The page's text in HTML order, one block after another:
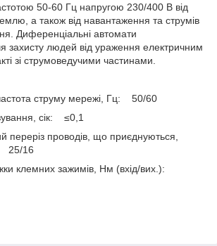
50-60 Гц напругою 230/400 В від
а також від навантаження та струмів
Диференціальні автомати
захисту людей від ураження електричним
зі струмоведучими частинами.
струму мережі, Гц: 50/60
сік: ≤0,1
переріз проводів, що приєднуються,
25/16
клемних зажимів, Нм (вхід/вих.):